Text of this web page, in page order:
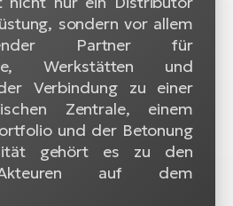
sondern vor allem
Partner für
Werkstätten und
Verbindung zu einer
Zentrale, einem
und der Betonung
gehört es zu den
auf dem